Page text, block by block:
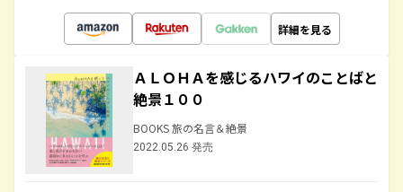
詳細を見る
ＡＬＯＨＡを感じるハワイのことばと
絶景１００
BOOKS 旅の名言＆絶景
2022.05.26 発売